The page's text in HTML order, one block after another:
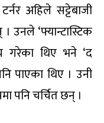
अहिले सट्टेबाजी
उनले ‘फ्यान्टास्टिक
गरेका थिए भने ‘द
पाएका थिए । उनी
पनि चर्चित छन् ।